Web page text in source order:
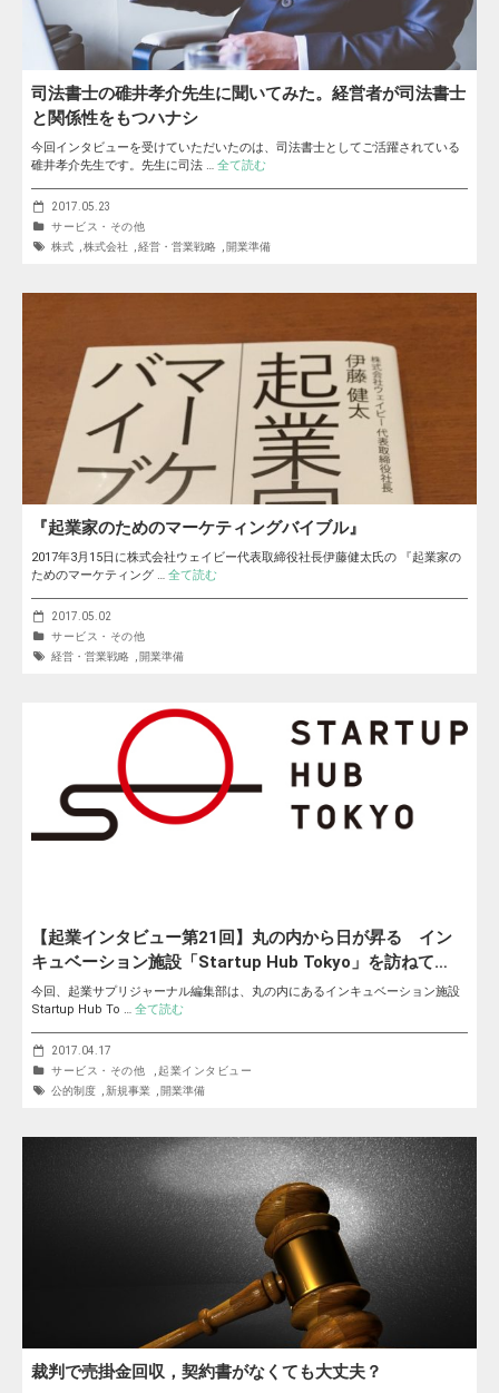
司法書士の碓井孝介先生に聞いてみた。経営者が司法書士
と関係性をもつハナシ
今回インタビューを受けていただいたのは、司法書士としてご活躍されている
碓井孝介先生です。先生に司法 … 全て読む
2017.05.23
サービス・その他
株式
株式会社 経営・営業戦略 開業準備
『起業家のためのマーケティングバイブル』
2017年3月15日に株式会社ウェイビー代表取締役社長伊藤健太氏の 『起業家の
ためのマーケティング … 全て読む
2017.05.02
サービス・その他
経営・営業戦略
開業準備
【起業インタビュー第21回】丸の内から日が昇る イン
キュベーション施設「Startup Hub Tokyo」を訪ねて…
今回、起業サプリジャーナル編集部は、丸の内にあるインキュベーション施設
Startup Hub To … 全て読む
2017.04.17
サービス・その他
起業インタビュー
公的制度
新規事業 開業準備
裁判で売掛金回収，契約書がなくても大丈夫？